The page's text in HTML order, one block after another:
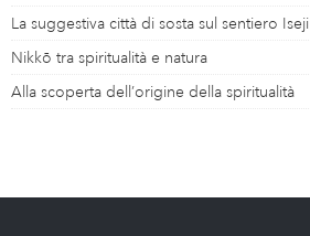
La suggestiva città di sosta sul sentiero Iseji
Nikkō tra spiritualità e natura
Alla scoperta dell’origine della spiritualità